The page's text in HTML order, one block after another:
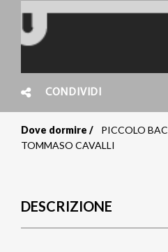
CONDIVIDI
Briciole
pane
Dove dormire
PICCOLO
TOMMASO CAVALLI
DESCRIZIONE